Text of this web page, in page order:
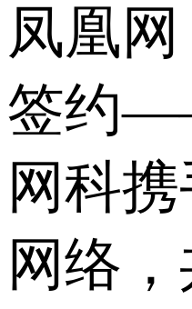
凤凰
签约
网科
网络